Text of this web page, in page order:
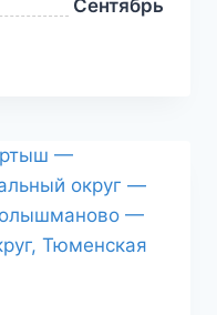
Сентябрь